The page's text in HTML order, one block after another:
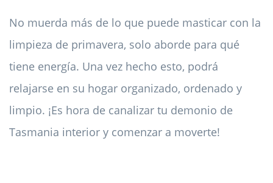
No muerda más de lo que puede masticar con la
limpieza de primavera, solo aborde para qué
tiene energía. Una vez hecho esto, podrá
relajarse en su hogar organizado, ordenado y
limpio. ¡Es hora de canalizar tu demonio de
Tasmania interior y comenzar a moverte!